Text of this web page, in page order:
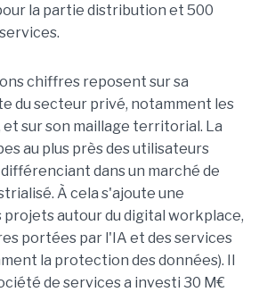
la partie distribution et 500
chiffres reposent sur sa
du secteur privé, notamment les
sur son maillage territorial. La
au plus près des utilisateurs
dans un marché de
À cela s'ajoute une
autour du digital workplace,
portées par l'IA et des services
la protection des données). Il
de services a investi 30 M€